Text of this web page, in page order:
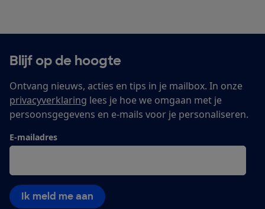
Blijf op de hoogte
Ontvang nieuws, acties en tips in je mailbox. In onze
privacyverklaring lees je hoe we omgaan met je
persoonsgegevens en e-mails voor je personaliseren.
E-mailadres
Ik meld me aan